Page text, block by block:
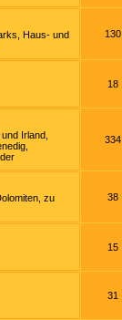
Haus- und
130
18
Irland 334
zu
38
15
31